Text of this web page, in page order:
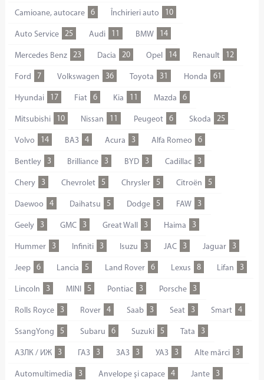
Camioane, autocare 6 Închirieri auto 10
Auto Service 25 Audi 11 BMW 14
Mercedes Benz 23 Dacia 20 Opel 14 Renault 12
Ford 7 Volkswagen 36 Toyota 31 Honda 61
Hyundai 17 Fiat 6 Kia 11 Mazda 6
Mitsubishi 10 Nissan 11 Peugeot 6 Skoda 25
Volvo 14 ВАЗ 4 Acura 3 Alfa Romeo 6
Bentley 3 Brilliance 3 BYD 3 Cadillac 3
Chery 3 Chevrolet 5 Chrysler 5 Citroёn 5
Daewoo 4 Daihatsu 5 Dodge 5 FAW 3
Geely 3 GMC 3 Great Wall 3 Haima 3
Hummer 3 Infiniti 3 Isuzu 3 JAC 3 Jaguar 3
Jeep 6 Lancia 5 Land Rover 6 Lexus 8 Lifan 3
Lincoln 3 MINI 5 Pontiac 3 Porsche 3
Rolls Royce 3 Rover 4 Saab 3 Seat 3 Smart 4
SsangYong 5 Subaru 6 Suzuki 5 Tata 3
АЗЛК / ИЖ 3 ГАЗ 3 ЗАЗ 3 УАЗ 3 Alte mărci 3
Automultimedia 3 Anvelope şi capace 4 Jante 3